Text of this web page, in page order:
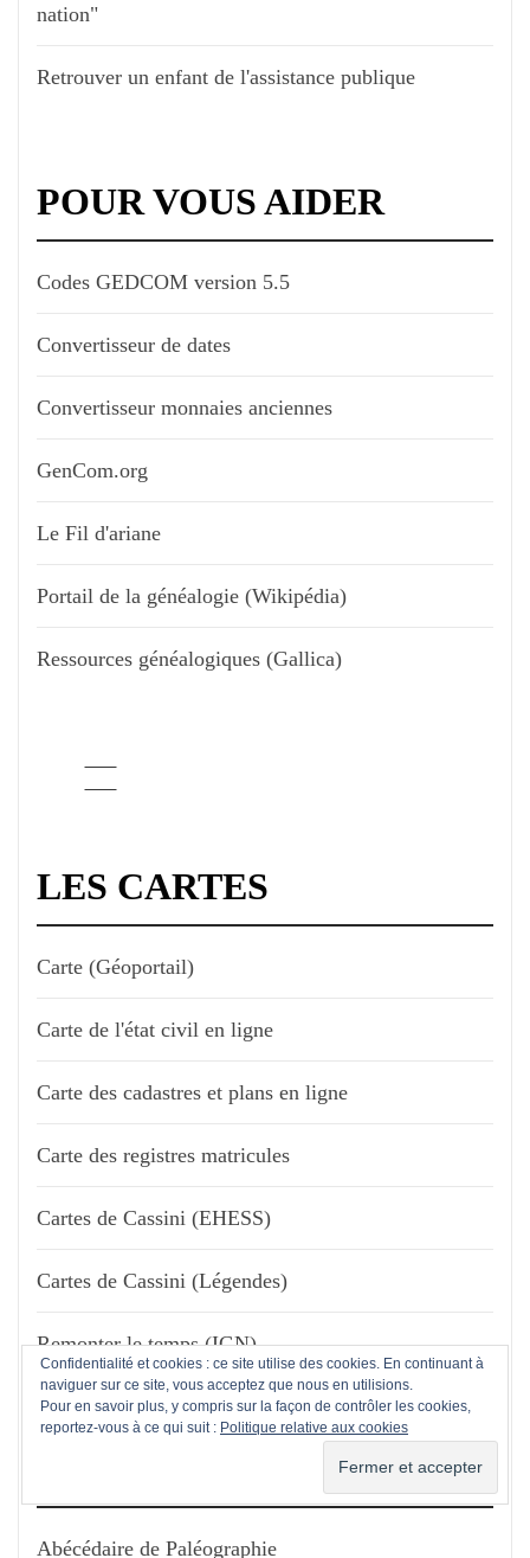
nation"
Retrouver un enfant de l'assistance publique
POUR VOUS AIDER
Codes GEDCOM version 5.5
Convertisseur de dates
Convertisseur monnaies anciennes
GenCom.org
Le Fil d'ariane
Portail de la généalogie (Wikipédia)
Ressources généalogiques (Gallica)
LES CARTES
Carte (Géoportail)
Carte de l'état civil en ligne
Carte des cadastres et plans en ligne
Carte des registres matricules
Cartes de Cassini (EHESS)
Cartes de Cassini (Légendes)
Remonter le temps (IGN)
PALÉOGRAPHIE
Abécédaire de Paléographie
Confidentialité et cookies : ce site utilise des cookies. En continuant à
naviguer sur ce site, vous acceptez que nous en utilisions.
Pour en savoir plus, y compris sur la façon de contrôler les cookies,
reportez-vous à ce qui suit : Politique relative aux cookies